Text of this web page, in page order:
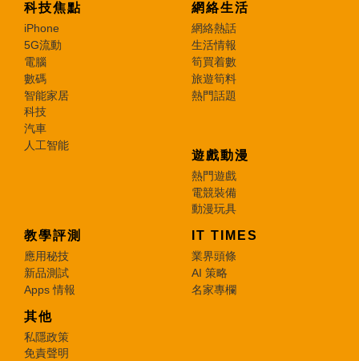
科技焦點
iPhone
5G流動
電腦
數碼
智能家居
科技
汽車
人工智能
網絡生活
網絡熱話
生活情報
筍買着數
旅遊筍料
熱門話題
遊戲動漫
熱門遊戲
電競裝備
動漫玩具
教學評測
應用秘技
新品測試
Apps 情報
IT TIMES
業界頭條
AI 策略
名家專欄
其他
私隱政策
免責聲明